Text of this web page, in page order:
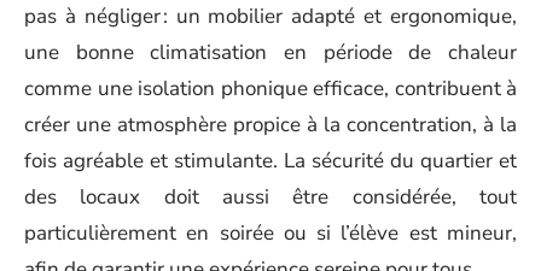
pas à négliger : un mobilier adapté et ergonomique,
une bonne climatisation en période de chaleur
comme une isolation phonique efficace, contribuent à
créer une atmosphère propice à la concentration, à la
fois agréable et stimulante. La sécurité du quartier et
des locaux doit aussi être considérée, tout
particulièrement en soirée ou si l’élève est mineur,